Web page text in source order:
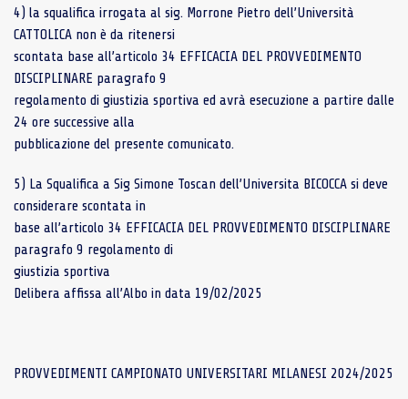
4) la squalifica irrogata al sig. Morrone Pietro dell’Università
CATTOLICA non è da ritenersi
scontata base all’articolo 34 EFFICACIA DEL PROVVEDIMENTO
DISCIPLINARE paragrafo 9
regolamento di giustizia sportiva ed avrà esecuzione a partire dalle
24 ore successive alla
pubblicazione del presente comunicato.
5) La Squalifica a Sig Simone Toscan dell’Universita BICOCCA si deve
considerare scontata in
base all’articolo 34 EFFICACIA DEL PROVVEDIMENTO DISCIPLINARE
paragrafo 9 regolamento di
giustizia sportiva
Delibera affissa all’Albo in data 19/02/2025
PROVVEDIMENTI CAMPIONATO UNIVERSITARI MILANESI 2024/2025